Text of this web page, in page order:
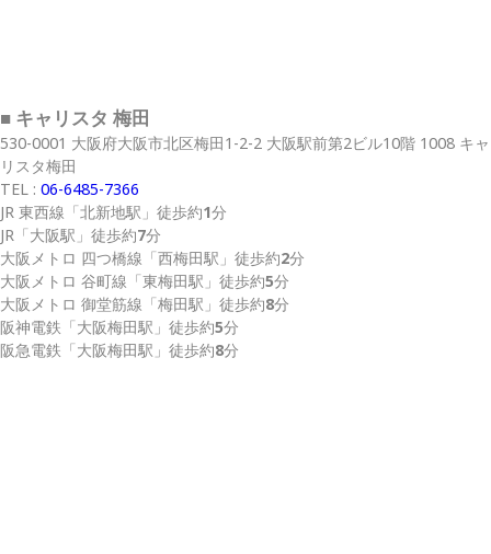
■ キャリスタ 梅田
530-0001 大阪府大阪市北区梅田1-2-2 大阪駅前第2ビル10階 1008 キャ
リスタ梅田
TEL : 06-6485-7366
JR 東西線 「北新地駅」 徒歩約1分
JR 「大阪駅」 徒歩約7分
大阪メトロ 四つ橋線 「西梅田駅」 徒歩約2分
大阪メトロ 谷町線 「東梅田駅」 徒歩約5分
大阪メトロ 御堂筋線 「梅田駅」 徒歩約8分
阪神電鉄 「大阪梅田駅」 徒歩約5分
阪急電鉄 「大阪梅田駅」 徒歩約8分